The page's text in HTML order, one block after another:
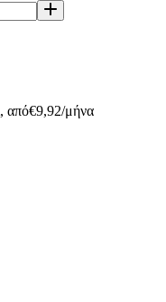
, από€9,92/μήνα